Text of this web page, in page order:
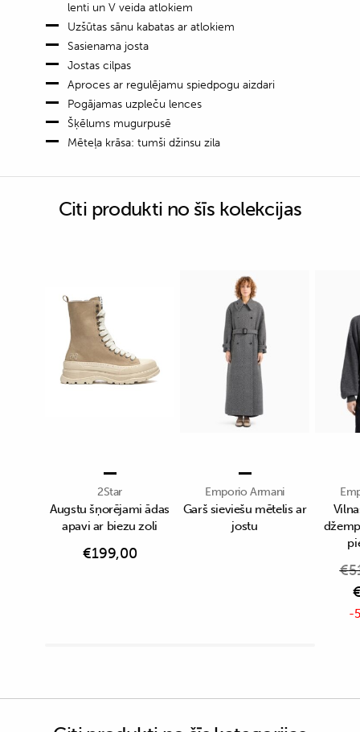
lenti un V veida atlokiem
Uzšūtas sānu kabatas ar atlokiem
Sasienama josta
Jostas cilpas
Aproces ar regulējamu spiedpogu aizdari
Pogājamas uzpleču lences
Šķēlums mugurpusē
Mēteļa krāsa: tumši džinsu zila
Citi produkti no šīs kolekcijas
2Star
Augstu šņorējami ādas
apavi ar biezu zoli
€199,00
Emporio Armani
Garš sieviešu mētelis ar
jostu
€
-